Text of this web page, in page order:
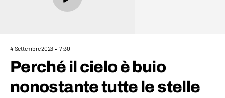
4 Settembre 2023 7:30
Perché il cielo è buio
nonostante tutte le stelle